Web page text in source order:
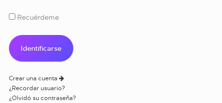
Recuérdeme
Crear una cuenta
¿Recordar usuario?
¿Olvidó su contraseña?